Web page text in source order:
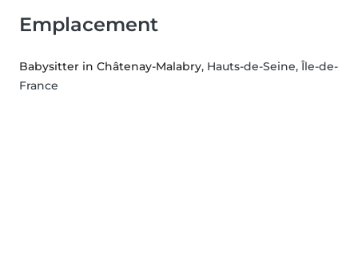
Emplacement
Babysitter in Châtenay-Malabry, Hauts-de-Seine, Île-de-
France